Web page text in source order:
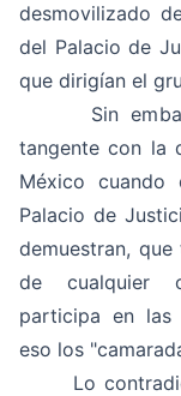
desmovilizado
del Palacio de
que dirigían el
Sin
tangente con la
México cuando
Palacio de
demuestran,
de cualquier
participa en las
eso los
Lo